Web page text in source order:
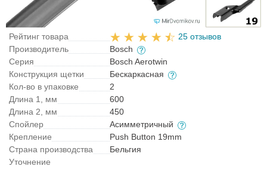
Рейтинг товара
25 отзывов
Производитель
Bosch
Серия
Bosch Aerotwin
Конструкция щетки
Бескаркасная
Кол-во в упаковке
2
Длина 1, мм
600
Длина 2, мм
450
Спойлер
Асимметричный
Крепление
Push Button 19mm
Страна производства
Бельгия
Уточнение